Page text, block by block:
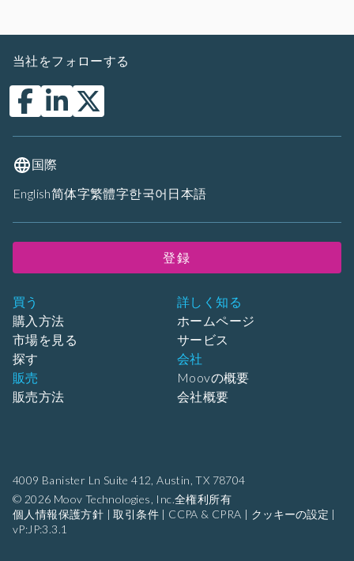
4009 Banister Ln Suite 412, Austin, TX 78704
© 2026 Moov Technologies, Inc.全権利所有
個人情報保護方針 |取引条件 | CCPA & CPRA | クッキーの設定 |
vP:JP:3.3.1
買う
購入方法
市場を見る
探す
販売
販売方法
詳しく知る
ホームページ
サービス
会社
Moovの概要
会社概要
当社をフォローする
国際
English简体字繁體字한국어 日本語
登録